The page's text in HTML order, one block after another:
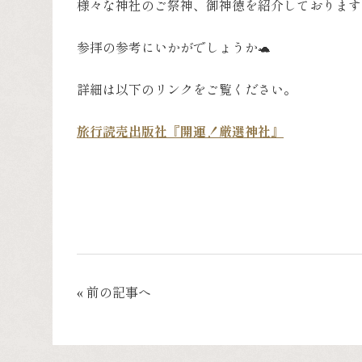
様々な神社のご祭神、御神徳を紹介しておりま
参拝の参考にいかがでしょうか🐢
詳細は以下のリンクをご覧ください。
旅行読売出版社『開運！厳選神社』
« 前の記事へ